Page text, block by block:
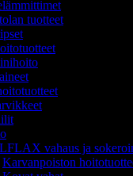
tuotteet
vahaus ja
Karvanpoiston